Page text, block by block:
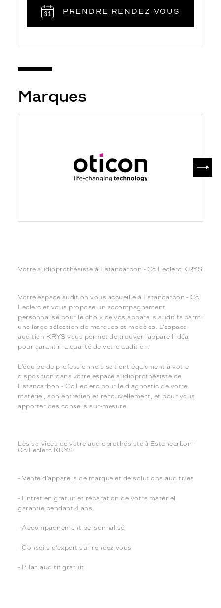
PRENDRE RENDEZ‑VOUS
Marques
Votre audioprothésiste à Estancarbon - Cc Leclerc KRYS
Votre espace audition vous accueille à Estancarbon - Cc
Leclerc et vous propose un accompagnement
personnalisé pour le choix de vos appareils auditifs parmi
une large sélection de marques et modèles. L’espace
audition KRYS vous permet de trouver l’appareil idéal
pour garantir la qualité de votre audition.
L’équipe de professionnels se tient également à votre
disposition dans votre espace audioprothésiste de
Estancarbon - Cc Leclerc pour le diagnostic de votre
matériel, son entretien et renouvellement, et pour vous
apporter des conseils sur-mesure.
Les services de votre audioprothésiste à Estancarbon -
Cc Leclerc KRYS
- Vente d’appareils de marque et de solutions auditives
- Entretien gratuit et réparation de votre matériel
garantie pendant 4 ans
- Accompagnement personnalisé
- Conseils d’expert sur rendez-vous
- Bilan auditif gratuit